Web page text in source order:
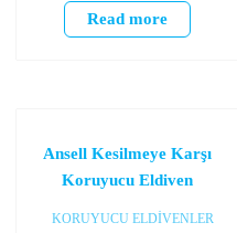
Read more
Ansell Kesilmeye Karşı
Koruyucu Eldiven
KORUYUCU ELDİVENLER